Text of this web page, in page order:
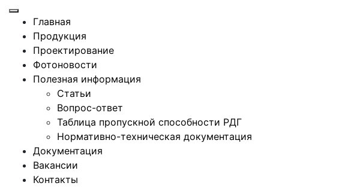
Главная
Продукция
Проектирование
Фотоновости
Полезная информация
Статьи
Вопрос-ответ
Таблица пропускной способности РДГ
Нормативно-техническая документация
Документация
Вакансии
Контакты